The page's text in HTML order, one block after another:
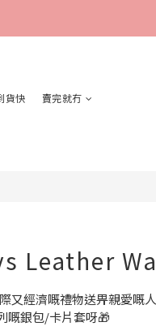
貨快 賣完就冇
Leather
又經濟嘅禮物送畀親愛嘅
嘅銀包/卡片套呀🎁